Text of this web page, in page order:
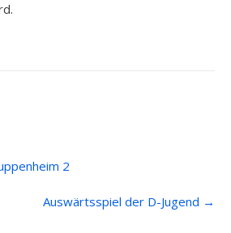
2
Auswärtsspiel der D-Jugend →